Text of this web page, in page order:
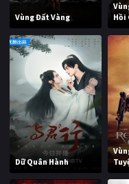
Vùng Đất Vàng
Hồi
Dữ Quân Hành